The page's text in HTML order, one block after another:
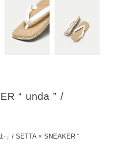
“ unda ” /
-」/ SETTA × SNEAKER “